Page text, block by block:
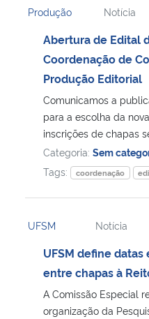
Ministério da Cidadania
Ministério de Minas e Energia
Ministério da Ciência, Tecnologia,
Ministério do Meio Ambiente
Ministério do Turismo
Ministério do Desenvolvimento
Controladoria-Geral da União
Ministério da Mulher, da Família e
Produção Notícia
Abertura de Edital
Coordenação de
Produção Editorial
Comunicamos a
para a escolha da
inscrições de chapas
Categoria: Sem
Tags:
coordenação
UFSM Notícia
UFSM define
entre chapas à
A Comissão Especial
organização da